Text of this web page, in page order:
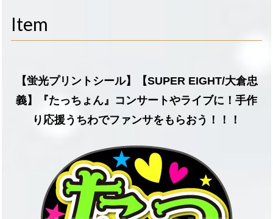
Item
【蛍光プリントシール】【SUPER EIGHT/大倉忠
義】『たっちょん』コンサートやライブに！手作
り応援うちわでファンサをもらおう！！！